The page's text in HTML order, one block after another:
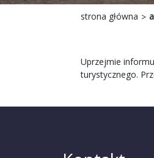
strona główna
Uprzejmie
turystycznego.